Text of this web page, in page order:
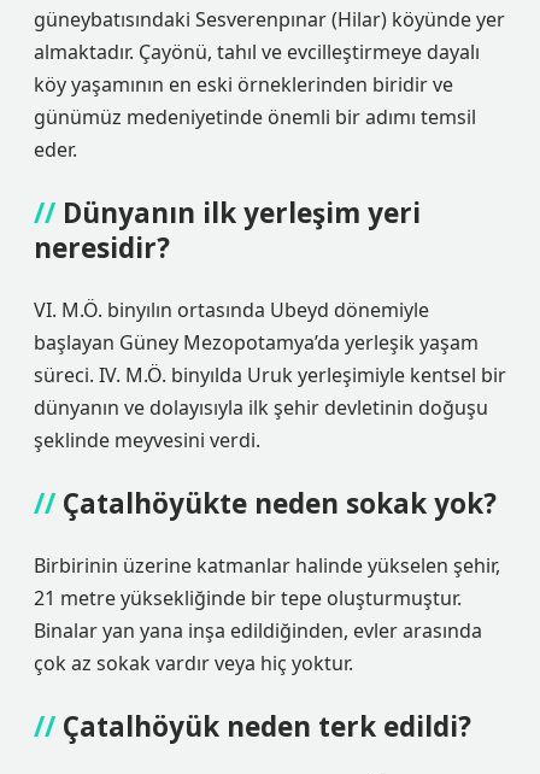
güneybatısındaki Sesverenpınar (Hilar) köyünde yer
almaktadır. Çayönü, tahıl ve evcilleştirmeye dayalı
köy yaşamının en eski örneklerinden biridir ve
günümüz medeniyetinde önemli bir adımı temsil
eder.
Dünyanın ilk yerleşim yeri
neresidir?
VI. M.Ö. binyılın ortasında Ubeyd dönemiyle
başlayan Güney Mezopotamya’da yerleşik yaşam
süreci. IV. M.Ö. binyılda Uruk yerleşimiyle kentsel bir
dünyanın ve dolayısıyla ilk şehir devletinin doğuşu
şeklinde meyvesini verdi.
Çatalhöyükte neden sokak yok?
Birbirinin üzerine katmanlar halinde yükselen şehir,
21 metre yüksekliğinde bir tepe oluşturmuştur.
Binalar yan yana inşa edildiğinden, evler arasında
çok az sokak vardır veya hiç yoktur.
Çatalhöyük neden terk edildi?